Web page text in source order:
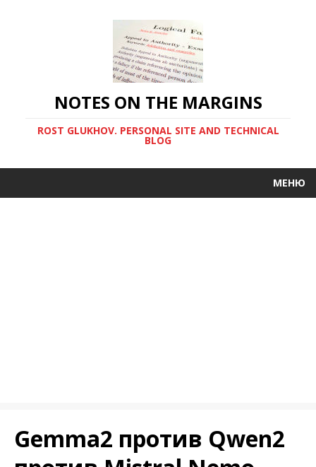
NOTES ON THE MARGINS
ROST GLUKHOV. PERSONAL SITE AND TECHNICAL
BLOG
МЕНЮ
Gemma2 против Qwen2